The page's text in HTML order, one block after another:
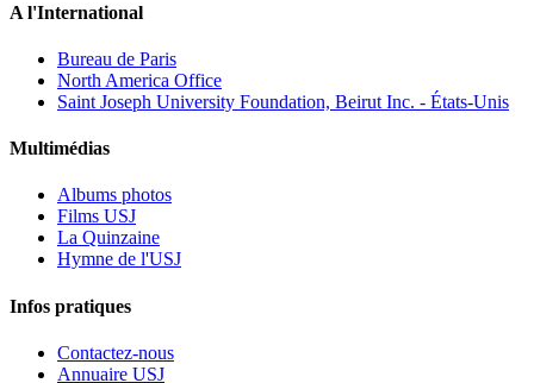
A l'International
Bureau de Paris
North America Office
Saint Joseph University Foundation, Beirut Inc. - États-Unis
Multimédias
Albums photos
Films USJ
La Quinzaine
Hymne de l'USJ
Infos pratiques
Contactez-nous
Annuaire USJ